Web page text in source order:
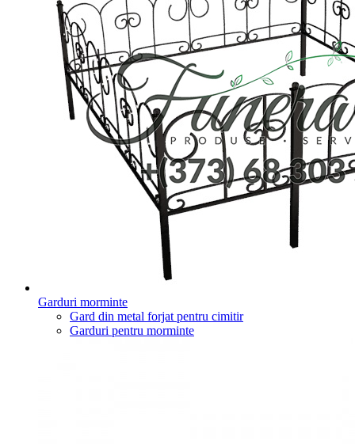
Garduri morminte
Gard din metal forjat pentru cimitir
Garduri pentru morminte